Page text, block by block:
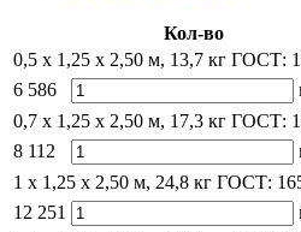
Кол-во
0,5 x 1,25 х 2,50 м, 13,7 кг ГОСТ:
6 586
0,7 x 1,25 х 2,50 м, 17,3 кг ГОСТ:
8 112
1 x 1,25 х 2,50 м, 24,8 кг ГОСТ:
12 251